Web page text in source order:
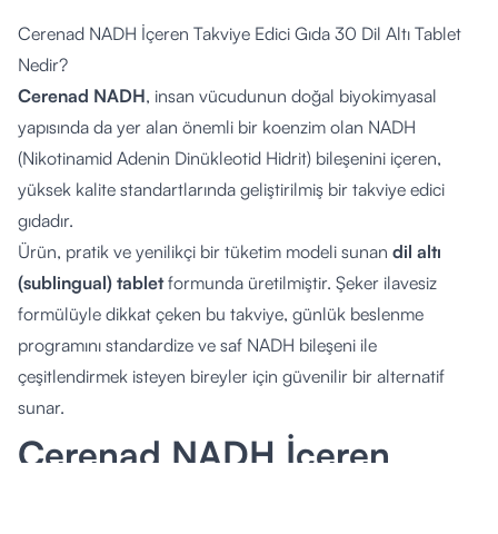
Cerenad NADH İçeren Takviye Edici Gıda 30 Dil Altı Tablet
Nedir?
Cerenad NADH, insan vücudunun doğal biyokimyasal
yapısında da yer alan önemli bir koenzim olan NADH
(Nikotinamid Adenin Dinükleotid Hidrit) bileşenini içeren,
yüksek kalite standartlarında geliştirilmiş bir takviye edici
gıdadır.
Ürün, pratik ve yenilikçi bir tüketim modeli sunan dil altı
(sublingual) tabletformunda üretilmiştir. Şeker ilavesiz
formülüyle dikkat çeken bu takviye, günlük beslenme
programını standardize ve saf NADH bileşeni ile
çeşitlendirmek isteyen bireyler için güvenilir bir alternatif
sunar.
Cerenad NADH İçeren